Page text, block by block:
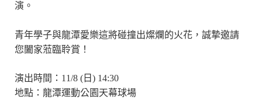
演。
青年學子與龍潭愛樂這將碰撞出燦爛的火花，誠摯邀請
您闔家蒞臨聆賞！
演出時間：11/8 (日) 14:30
地點： 龍潭運動公園天幕球場